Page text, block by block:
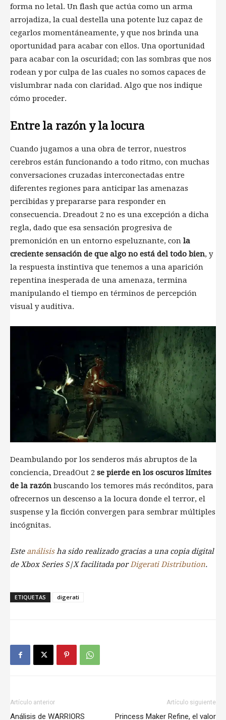
forma no letal. Un flash que actúa como un arma
arrojadiza, la cual destella una potente luz capaz de
cegarlos momentáneamente, y que nos brinda una
oportunidad para acabar con ellos. Una oportunidad
para acabar con la oscuridad; con las sombras que nos
rodean y por culpa de las cuales no somos capaces de
vislumbrar nada con claridad. Algo que nos indique
cómo proceder.
Entre la razón y la locura
Cuando jugamos a una obra de terror, nuestros
cerebros están funcionando a todo ritmo, con muchas
conversaciones cruzadas interconectadas entre
diferentes regiones para anticipar las amenazas
percibidas y prepararse para responder en
consecuencia. Dreadout 2 no es una excepción a dicha
regla, dado que esa sensación progresiva de
premonición en un entorno espeluznante, con la
creciente sensación de que algo no está del todo bien, y
la respuesta instintiva que tenemos a una aparición
repentina inesperada de una amenaza, termina
manipulando el tiempo en términos de percepción
visual y auditiva.
Deambulando por los senderos más abruptos de la
conciencia, DreadOut 2 se pierde en los oscuros límites
de la razón buscando los temores más recónditos, para
ofrecernos un descenso a la locura donde el terror, el
suspense y la ficción convergen para sembrar múltiples
incógnitas.
Este análisisha sido realizado gracias a una copia digital
de Xbox Series S|X facilitada porDigerati Distribution.
ETIQUETAS digerati
Artículo anterior
Análisis de WARRIORS
Artículo siguiente
Princess Maker Refine, el valor